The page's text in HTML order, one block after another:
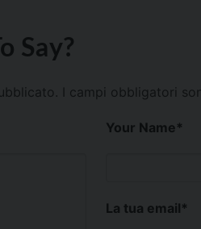
Say?
I campi obbligatori
Your Name*
La tua email*